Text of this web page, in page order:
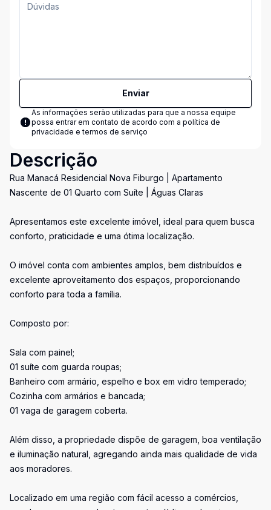
Enviar
As informações serão utilizadas para que a nossa equipe
possa entrar em contato de acordo com a política de
privacidade e termos de serviço
Descrição
Rua Manacá Residencial Nova Fiburgo | Apartamento
Nascente de 01 Quarto com Suíte | Águas Claras
Apresentamos este excelente imóvel, ideal para quem busca
conforto, praticidade e uma ótima localização.
O imóvel conta com ambientes amplos, bem distribuídos e
excelente aproveitamento dos espaços, proporcionando
conforto para toda a família.
Composto por:
Sala com painel;
01 suíte com guarda roupas;
Banheiro com armário, espelho e box em vidro temperado;
Cozinha com armários e bancada;
01 vaga de garagem coberta.
Além disso, a propriedade dispõe de garagem, boa ventilação
e iluminação natural, agregando ainda mais qualidade de vida
aos moradores.
Localizado em uma região com fácil acesso a comércios,